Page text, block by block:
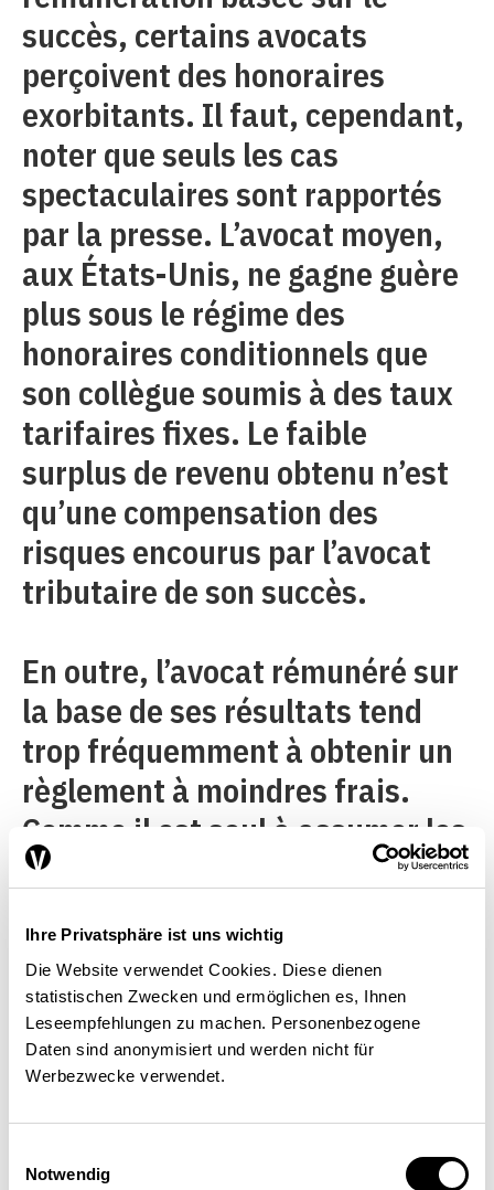
Ihre Privatsphäre ist uns wichtig
Die Website verwendet Cookies. Diese dienen
statistischen Zwecken und ermöglichen es, Ihnen
Leseempfehlungen zu machen. Personenbezogene
Daten sind anonymisiert und werden nicht für
Werbezwecke verwendet.
Notwendig
succès, certains avocats
perçoivent des honoraires
exorbitants. Il faut, cependant,
noter que seuls les cas
spectaculaires sont rapportés
par la presse. L’avocat moyen,
aux États-Unis, ne gagne guère
plus sous le régime des
honoraires conditionnels que
son collègue soumis à des taux
tarifaires fixes. Le faible
surplus de revenu obtenu n’est
qu’une compensation des
risques encourus par l’avocat
tributaire de son succès.
En outre, l’avocat rémunéré sur
la base de ses résultats tend
trop fréquemment à obtenir un
règlement à moindres frais.
Comme il est seul à assumer les
coûts de son engagement et
montant alloué qu’en cas de
succès, il préfèrera un accord
extrajudiciaire. Ce faisant, il
ignore la part de son mandant.